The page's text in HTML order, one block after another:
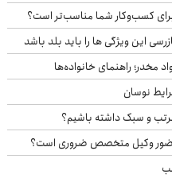
برای کسب‌وکار شما مناسب‌تر است؟
این ویژگی ها را باید بلد باشد
نوسان
و سبک داشته باشیم؟
حضور وکیل متخصص ضروری است؟